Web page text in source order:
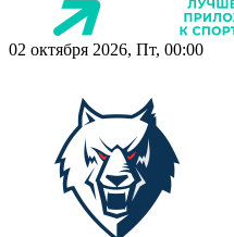
02 октября 2026, Пт, 00:00